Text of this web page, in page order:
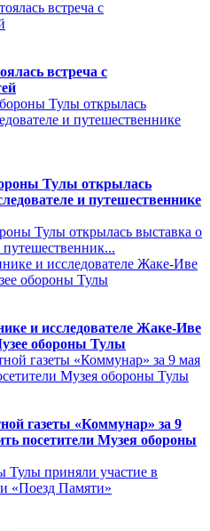
встреча с
Тулы открылась
и путешественнике
Тулы открылась выставка о
путешественник...
и исследователе Жаке-Иве
обороны Тулы
газеты «Коммунар» за 9
посетители Музея обороны